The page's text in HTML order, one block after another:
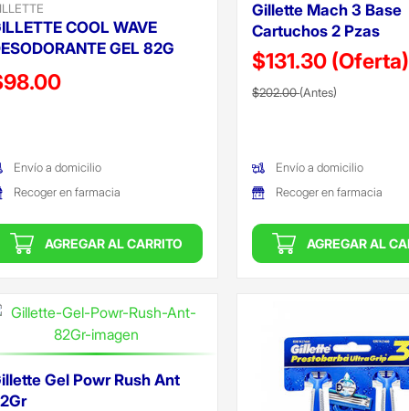
COOL WAVE
GEL 82G
reducido de
Envío a domicilio
Recoger en farmacia
AGREGAR AL CARRITO
Gillette Mach 3 Base
Cartuchos 2 Pzas
$131.30 (Oferta)
Precio reducido de
$202.00(Antes)
Envío a domicilio
Recoger en farmacia
AGREGAR AL
Gel Powr Rush Ant